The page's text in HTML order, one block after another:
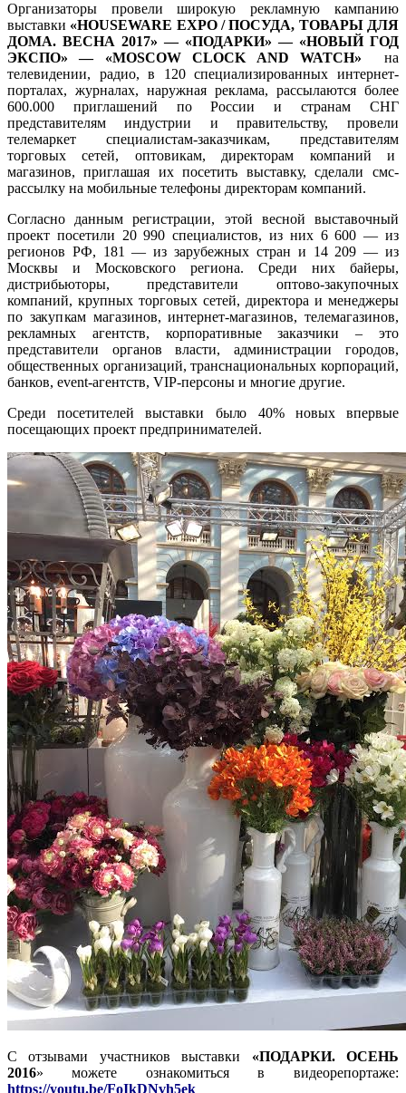
Организаторы провели широкую рекламную кампанию
выставки «HOUSEWARE EXPO / ПОСУДА, ТОВАРЫ ДЛЯ
ДОМА. ВЕСНА 2017» — «ПОДАРКИ» — «НОВЫЙ ГОД
ЭКСПО» — «MOSCOW CLOCK AND WATCH» на
телевидении, радио, в 120 специализированных интернет-
порталах, журналах, наружная реклама, рассылаются более
600.000 приглашений по России и странам СНГ
представителям индустрии и правительству, провели
телемаркет специалистам-заказчикам, представителям
торговых сетей, оптовикам, директорам компаний и
магазинов, приглашая их посетить выставку, сделали смс-
рассылку на мобильные телефоны директорам компаний.
Согласно данным регистрации, этой весной выставочный
проект посетили 20 990 специалистов, из них 6 600 — из
регионов РФ, 181 — из зарубежных стран и 14 209 — из
Москвы и Московского региона. Среди них байеры,
дистрибьюторы, представители оптово-закупочных
компаний, крупных торговых сетей, директора и менеджеры
по закупкам магазинов, интернет-магазинов, телемагазинов,
рекламных агентств, корпоративные заказчики – это
представители органов власти, администрации городов,
общественных организаций, транснациональных корпораций,
банков, event-агентств, VIP-персоны и многие другие.
Среди посетителей выставки было 40% новых впервые
посещающих проект предпринимателей.
С отзывами участников выставки «ПОДАРКИ. ОСЕНЬ
2016» можете ознакомиться в видеорепортаже:
https://youtu.be/FoIkDNvh5ek